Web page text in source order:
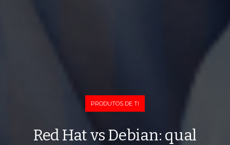
PRODUTOS DE TI
Red Hat vs Debian: qual